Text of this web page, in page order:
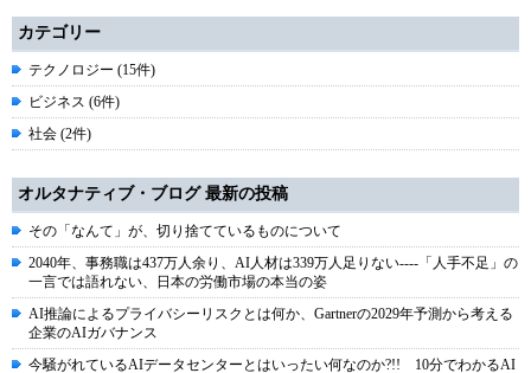
カテゴリー
テクノロジー (15件)
ビジネス (6件)
社会 (2件)
オルタナティブ・ブログ 最新の投稿
その「なんて」が、切り捨てているものについて
2040年、事務職は437万人余り、AI人材は339万人足りない----「人手不足」の
一言では語れない、日本の労働市場の本当の姿
AI推論によるプライバシーリスクとは何か、Gartnerの2029年予測から考える
企業のAIガバナンス
今騒がれているAIデータセンターとはいったい何なのか?!! 10分でわかるAI